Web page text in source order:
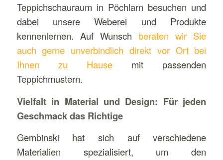
Teppichschauraum in Pöchlarn besuchen und
dabei unsere Weberei und Produkte
kennenlernen. Auf Wunsch beraten wir Sie
auch gerne unverbindlich direkt vor Ort bei
Ihnen zu Hause mit passenden
Teppichmustern.
Vielfalt in Material und Design: Für jeden
Geschmack das Richtige
Gembinski hat sich auf verschiedene
Materialien spezialisiert, um den